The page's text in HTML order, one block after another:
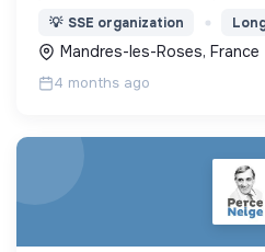
un handicap physique ou
💡 SSE organization
Mandres-les-Roses, France
4 months ago